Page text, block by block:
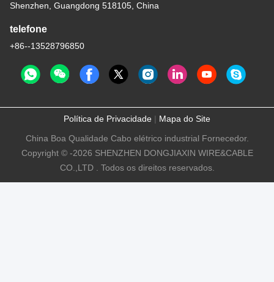
Shenzhen, Guangdong 518105, China
telefone
+86--13528796850
Política de Privacidade | Mapa do Site
China Boa Qualidade Cabo elétrico industrial Fornecedor.
Copyright © -2026 SHENZHEN DONGJIAXIN WIRE&CABLE
CO.,LTD . Todos os direitos reservados.